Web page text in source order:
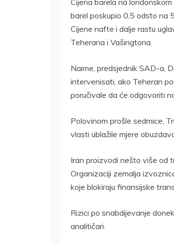
barel poskupio 0,5 odsto na
Cijene nafte i dalje rastu
Teherana i Vašingtona.
Naime, predsjednik SAD-a,
intervenisati, ako Teheran
poručivale da će odgovoriti
Polovinom prošle sedmice,
vlasti ublažile mjere
Iran proizvodi nešto više od
Organizaciji zemalja
koje blokiraju finansijske
Rizici po snabdijevanje
analitičari.